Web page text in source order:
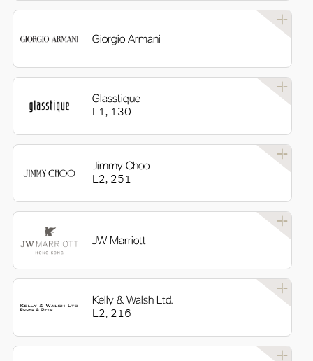
Giorgio Armani
Glasstique
L1, 130
Jimmy Choo
L2, 251
JW Marriott
Kelly & Walsh Ltd.
L2, 216